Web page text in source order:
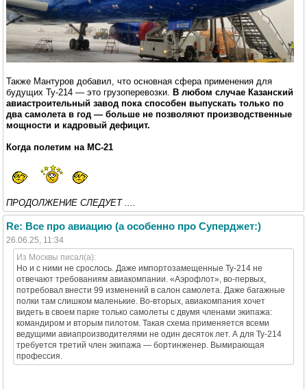
Также Мантуров добавил, что основная сфера применения для
будущих Ту-214 — это грузоперевозки. В любом случае Казанский
авиастроительный завод пока способен выпускать только по
два самолета в год — больше не позволяют производственные
мощности и кадровый дефицит.
Когда полетим на МС-21
ПРОДОЛЖЕНИЕ СЛЕДУЕТ ....
Re: Все про авиацию (а особенно про Суперджет:)
26.06.25, 11:34
Из Москвы писал(а):
Но и с ними не срослось. Даже импортозамещенные Ту-214 не
отвечают требованиям авиакомпании. «Аэрофлот», во-первых,
потребовал внести 99 изменений в салон самолета. Даже багажные
полки там слишком маленькие. Во-вторых, авиакомпания хочет
видеть в своем парке только самолеты с двумя членами экипажа:
командиром и вторым пилотом. Такая схема применяется всеми
ведущими авиапроизводителями не один десяток лет. А для Ту-214
требуется третий член экипажа — бортинженер. Вымирающая
профессия.